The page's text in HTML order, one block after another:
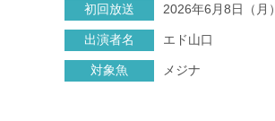
初回放送 2026年6月8日（月）
出演者名 エド山口
対象魚 メジナ